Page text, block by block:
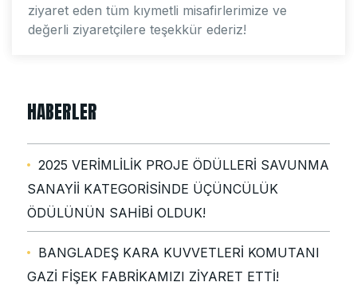
ziyaret eden tüm kıymetli misafirlerimize ve
değerli ziyaretçilere teşekkür ederiz!
HABERLER
2025 VERİMLİLİK PROJE ÖDÜLLERİ SAVUNMA
SANAYİİ KATEGORİSİNDE ÜÇÜNCÜLÜK
ÖDÜLÜNÜN SAHİBİ OLDUK!
BANGLADEŞ KARA KUVVETLERİ KOMUTANI
GAZİ FİŞEK FABRİKAMIZI ZİYARET ETTİ!